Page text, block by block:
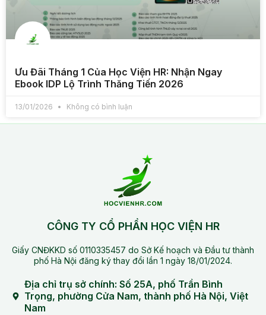
Ưu Đãi Tháng 1 Của Học Viện HR: Nhận Ngay
Ebook IDP Lộ Trình Thăng Tiến 2026
13/01/2026 Không có bình luận
CÔNG TY CỔ PHẦN HỌC VIỆN HR
Giấy CNĐKKD số 0110335457 do Sở Kế hoạch và Đầu tư thành
phố Hà Nội đăng ký thay đổi lần 1 ngày 18/01/2024.
Địa chỉ trụ sở chính: Số 25A, phố Trần Bình
Trọng, phường Cửa Nam, thành phố Hà Nội, Việt
Nam